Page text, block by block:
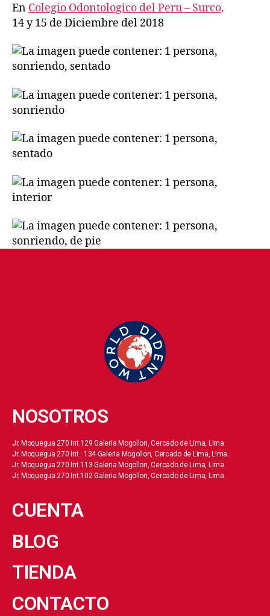
En Colegio Odontologico del Peru – Surco.
14 y 15 de Diciembre del 2018
NOSOTROS
Jr. Moquegua 270 Int.129 Galeria Mogollon, Cercado de Lima, Lima.
Jr. Moquegua 270 Int. 134 Galeria Mogollon, Cercado de Lima, Lima.
Jr. Moquegua 270 Int.113 Galeria Mogollon, Cercado de Lima, Lima.
Jr. Moquegua 270 Int.102 Galeria Mogollon, Cercado de Lima, Lima
CUENTA
BLOG
TIENDA
CONTACTO